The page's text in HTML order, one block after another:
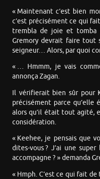
« Maintenant c’est bien
c’est précisément ce qui
trembla de joie et tomba
Gremory devrait faire tout
seigneur… Alors, par quoi
« … Hmmm, je vais
annonça Zagan.
Il vérifierait bien sûr pour
précisément parce qu’elle
alors qu’il était tout agité,
considération.
« Keehee, je pensais que
dites-vous ? J’ai une
accompagne ? » demanda
« Hmph. C’est ce qui fait